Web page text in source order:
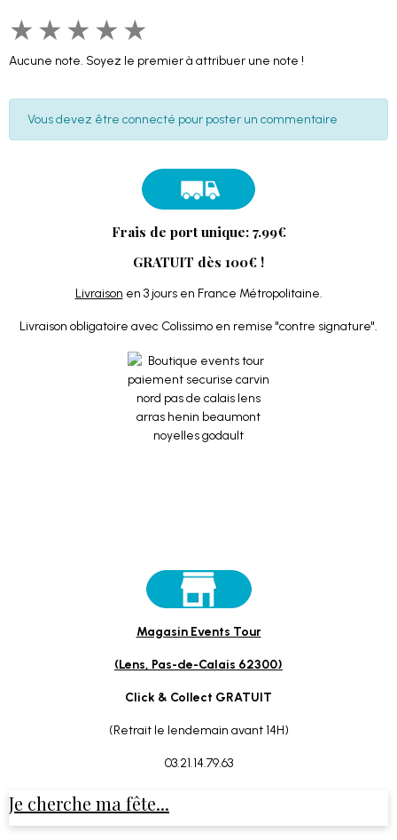
★ ★ ★ ★ ★
Aucune note. Soyez le premier à attribuer une note !
Vous devez être connecté pour poster un commentaire
Frais de port unique: 7.99€
GRATUIT dès 100€ !
Livraison en 3 jours en France Métropolitaine.
Livraison obligatoire avec Colissimo en remise "contre signature".
Magasin Events Tour
(Lens, Pas-de-Calais 62300)
Click & Collect GRATUIT
(Retrait le lendemain avant 14H)
03.21.14.79.63
Je cherche ma fête...